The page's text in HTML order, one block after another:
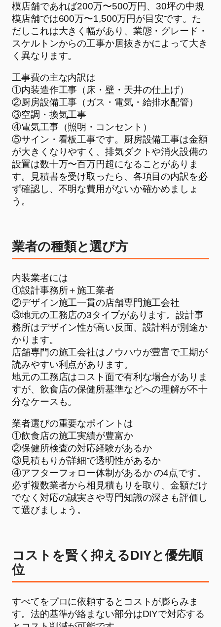
模店舗であれば200万〜500万円、30坪の中規
模店舗では600万〜1,500万円が目安です。た
だしこれは大きく幅があり、業態・グレード・
スケルトンからの工事か居抜きかによって大き
く異なります。
工事費の主な内訳は
①内装造作工事（床・壁・天井の仕上げ）
②厨房設備工事（ガス・電気・給排水配管）
③空調・換気工事
④電気工事（照明・コンセント）
⑤サイン・看板工事です。厨房設備工事は金額
が大きくなりやすく、排気ダクトや消火設備の
設置は数十万〜百万円超になることがありま
す。見積書を受け取ったら、各項目の内訳を必
ず確認し、不明な費用がないか確かめましょ
う。
業者の種類と選び方
内装業者には
①設計事務所＋施工業者
②デザイン施工一貫の店舗専門施工会社
③地元の工務店の3タイプがあります。設計事
務所はデザイン性が高い反面、設計料が別途か
かります。
店舗専門の施工会社はノウハウが豊富で工期が
読みやすい利点があります。
地元の工務店はコスト面で有利な場合がありま
すが、飲食店の保健所基準などへの理解が不十
分なケースも。
業者選びの重要なポイントは
①飲食店の施工実績が豊富か
②保健所検査の対応経験があるか
③見積もりが詳細で透明性があるか
④アフターフォロー体制があるか の4点です。
必ず複数業者から相見積もりを取り、金額だけ
でなく対応の誠実さや専門知識の深さも評価し
て選びましょう。
コストを賢く抑えるDIYと優先順
位
すべてをプロに依頼するとコストが膨らみま
す。法的基準が絡まない部分はDIYで対応する